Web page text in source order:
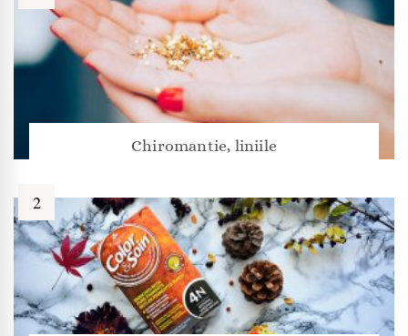
Chiromantie, liniile